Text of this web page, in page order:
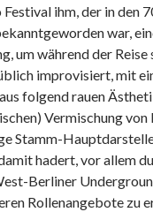
ihm, der in den
war,
um während der Reise
improvisiert, mit
folgend rauen
Vermischung von
Stamm-
hadert, vor allem
Berliner
Rollenangebote zu